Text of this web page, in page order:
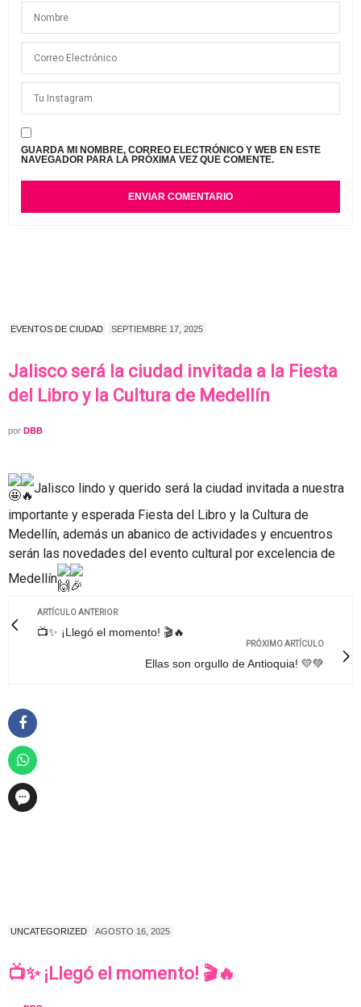
GUARDA MI NOMBRE, CORREO ELECTRÓNICO Y WEB EN ESTE
NAVEGADOR PARA LA PRÓXIMA VEZ QUE COMENTE.
EVENTOS DE CIUDAD SEPTIEMBRE 17, 2025
Jalisco será la ciudad invitada a la Fiesta
del Libro y la Cultura de Medellín
por DBB
Jalisco lindo y querido será la ciudad invitada a nuestra
importante y esperada Fiesta del Libro y la Cultura de
Medellín, además un abanico de actividades y encuentros
serán las novedades del evento cultural por excelencia de
Medellín
ARTÍCULO ANTERIOR
📺✨ ¡Llegó el momento! 🎬🔥
PRÓXIMO ARTÍCULO
Ellas son orgullo de Antioquia! 💛💚
UNCATEGORIZED AGOSTO 16, 2025
📺✨ ¡Llegó el momento! 🎬🔥